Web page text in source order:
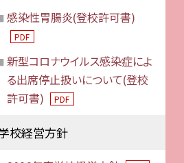
感染性胃腸炎(登校許可書)
PDF
新型コロナウイルス感染症によ
る出席停止扱いについて(登校
許可書)
PDF
校経営方針